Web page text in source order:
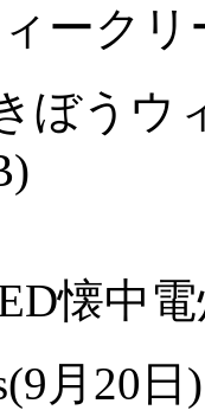
ーク
ぼうウ
懐中
月20